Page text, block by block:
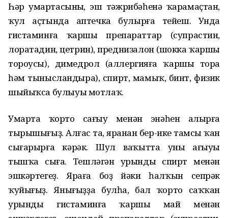
Һәр умартасының, эш тәжрибәһенә ҡарамаҫтан,
ҡул аҫтында аптечка булырға тейеш. Унда
гистаминға ҡаршы препараттар (супрастин,
лоратадин, цетрин), преднизалон (шокка ҡаршы
тороусы), димедрол (аллергияға ҡаршы тора
һәм тынысландыра), спирт, мамыҡ, бинт, физик
шыйыҡса булыуы мотлаҡ.
Умарта ҡорто сағыу менән энәһен алырға
тырышығыҙ. Алғас та, яранан бер-ике тамсы ҡан
сығарырға кәрәк. Шул ваҡытта уның ағыуы
тышҡа сыға. Тешләгән урынды спирт менән
эшкәртегеҙ. Яраға боҙ йәки һалҡын сепрәк
ҡуйығыҙ. Янығыҙҙа булһа, бал ҡорто саҡҡан
урынды гистаминға ҡаршы май менән